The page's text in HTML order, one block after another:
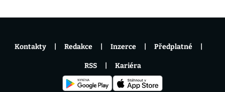
Kontakty Redakce Inzerce Předplatné
RSS Kariéra